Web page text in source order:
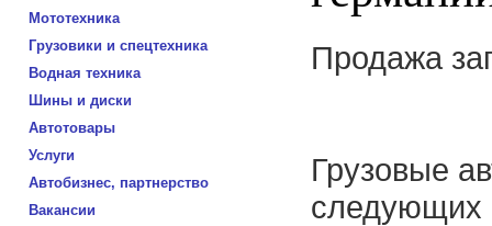
Мототехника
Грузовики и спецтехника
Водная техника
Шины и диски
Автотовары
Услуги
Автобизнес, партнерство
Вакансии
Продажа
Грузовые
следующих